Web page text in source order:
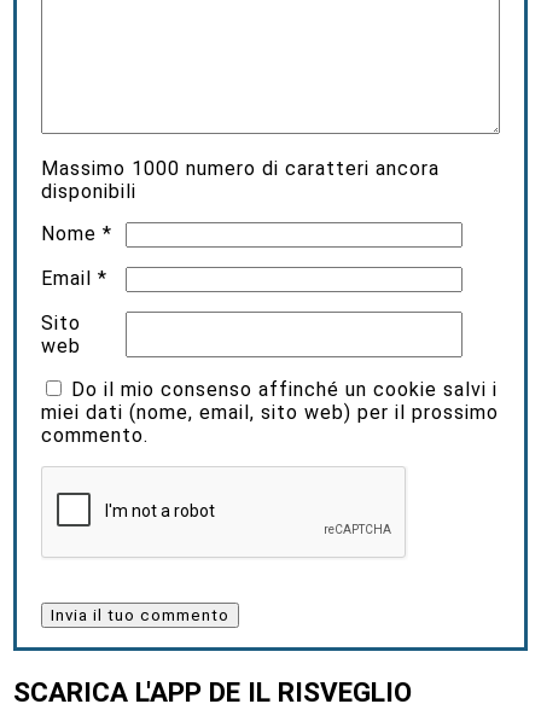
Massimo 1000 numero di caratteri ancora
disponibili
Nome*
Email*
Sito
web
Do il mio consenso affinché un cookie salvi i
miei dati (nome, email, sito web) per il prossimo
commento.
SCARICA L'APP DE IL RISVEGLIO